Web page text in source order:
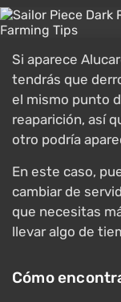
Si aparece
tendrás que
el mismo punto
reaparición, así
otro podría
En este caso,
cambiar de
que necesitas
llevar algo de
Cómo